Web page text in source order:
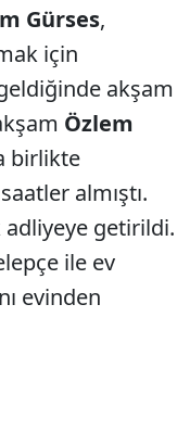
Gürses,
için
akşam
Özlem
birlikte
almıştı.
adliyeye getirildi.
ile ev
evinden